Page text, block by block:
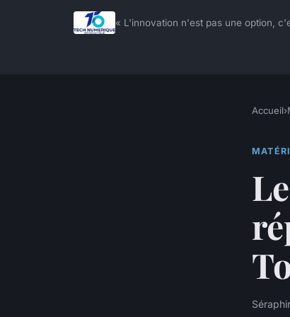
« L'innovation n'est pas une option,
Accueil›